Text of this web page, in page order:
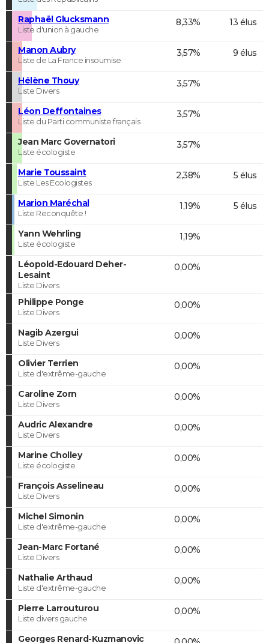
Raphaël Glucksmann
Liste d'union à gauche
8,33% 13 élus
Manon Aubry
Liste de La France insoumise
3,57% 9 élus
Hélène Thouy
Liste Divers
3,57%
Léon Deffontaines
Liste du Parti communiste français
3,57%
Jean Marc Governatori
Liste écologiste
3,57%
Marie Toussaint
Liste Les Ecologistes
2,38% 5 élus
Marion Maréchal
Liste Reconquête !
1,19% 5 élus
Yann Wehrling
Liste écologiste
1,19%
Léopold-Edouard Deher-
Lesaint
Liste Divers
0,00%
Philippe Ponge
Liste Divers
0,00%
Nagib Azergui
Liste Divers
0,00%
Olivier Terrien
Liste d'extrême-gauche
0,00%
Caroline Zorn
Liste Divers
0,00%
Audric Alexandre
Liste Divers
0,00%
Marine Cholley
Liste écologiste
0,00%
François Asselineau
Liste Divers
0,00%
Michel Simonin
Liste d'extrême-gauche
0,00%
Jean-Marc Fortané
Liste Divers
0,00%
Nathalie Arthaud
Liste d'extrême-gauche
0,00%
Pierre Larrouturou
Liste divers gauche
0,00%
Georges Renard-Kuzmanovic